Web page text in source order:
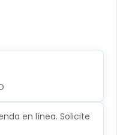
en línea. Solicite